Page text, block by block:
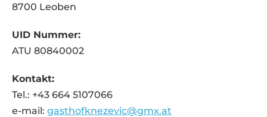
8700 Leoben
UID Nummer:
ATU 80840002
Kontakt:
Tel.: +43 664 5107066
e-mail: gasthofknezevic@gmx.at